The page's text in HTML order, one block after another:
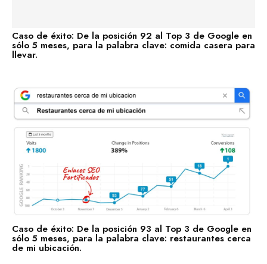
Agendar cita
Casos de Éxito
Descubre las categorías en las que ya estamos impulsando
su visibilidad. ¡Conoce en qué sectores ya estamos
trabajando para posicionar tu negocio con nuestros Enlaces
SEO Fortificados!
Tecnologías de la Información
Software
Servicios Financieros
Marketing y Publicidad
Cuidado de la Salud y Hospitales
Caso de éxito: De la posición 92 al Top 3 de Google en
sólo 5 meses, para la palabra clave: comida casera para
llevar.
Caso de éxito: De la posición 93 al Top 3 de Google en
sólo 5 meses, para la palabra clave: restaurantes cerca
de mi ubicación.